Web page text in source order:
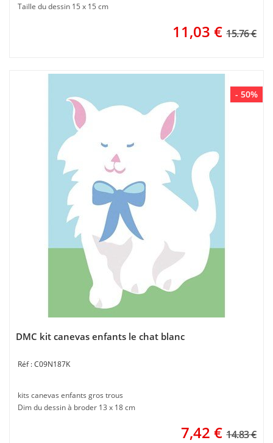
Taille du dessin 15 x 15 cm
11,03 € 15.76 €
- 50%
DMC kit canevas enfants le chat blanc
C09N187K
kits canevas enfants gros trous
Dim du dessin à broder 13 x 18 cm
7,42 € 14.83 €